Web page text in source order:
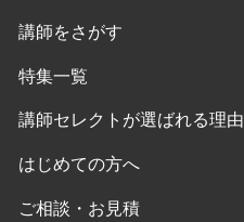
講師をさがす
特集一覧
講師セレクトが選ばれる理由
はじめての方へ
ご相談・お見積